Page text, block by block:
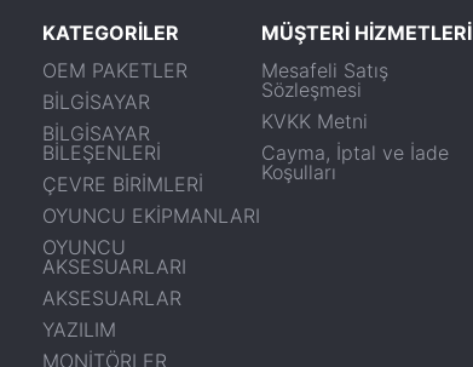
KATEGORİLER
OEM PAKETLER
BİLGİSAYAR
BİLGİSAYAR
BİLEŞENLERİ
ÇEVRE BİRİMLERİ
OYUNCU EKİPMANLARI
OYUNCU
AKSESUARLARI
AKSESUARLAR
YAZILIM
MONİTÖRLER
MÜŞTERİ HİZMETLERİ
Mesafeli Satış
Sözleşmesi
KVKK Metni
Cayma, İptal ve İade
Koşulları